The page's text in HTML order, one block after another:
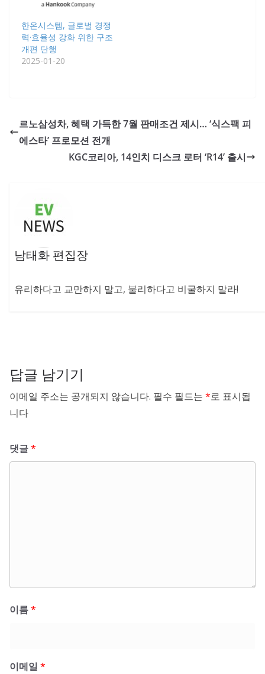
한온시스템, 글로벌 경쟁
력·효율성 강화 위한 구조
개편 단행
2025-01-20
르노삼성차, 혜택 가득한 7월 판매조건 제시… ‘식스팩 피
에스타’ 프로모션 전개
KGC코리아, 14인치 디스크 로터 ‘R14’ 출시
남태화 편집장
유리하다고 교만하지 말고, 불리하다고 비굴하지 말라!
답글 남기기
이메일 주소는 공개되지 않습니다. 필수 필드는 *로 표시됩
니다
댓글*
이름*
이메일 *